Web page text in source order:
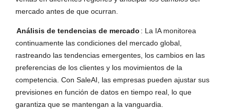
mercado antes de que ocurran.
Análisis de tendencias de mercado : La IA monitorea
continuamente las condiciones del mercado global,
rastreando las tendencias emergentes, los cambios en las
preferencias de los clientes y los movimientos de la
competencia. Con SaleAI, las empresas pueden ajustar sus
previsiones en función de datos en tiempo real, lo que
garantiza que se mantengan a la vanguardia.